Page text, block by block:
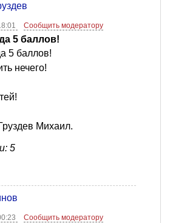
Сообщить модератору
5 баллов!
5 баллов!
нечего!
Михаил.
5
Сообщить модератору